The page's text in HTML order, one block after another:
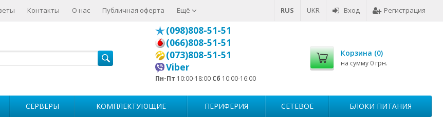
RUS UKR Вход Регистрация
Контакты О нас Публичная оферта Ещё
(098)808-51-51
(066)808-51-51
(073)808-51-51
Viber
Пн-Пт 10:00-18:00 Сб 10:00-16:00
Корзина (0)
на сумму 0 грн.
СЕРВЕРЫ КОМПЛЕКТУЮЩИЕ ПЕРИФЕРИЯ СЕТЕВОЕ БЛОКИ ПИТАНИЯ